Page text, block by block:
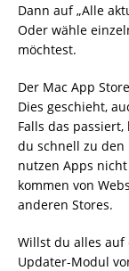
Dann auf „Alle
Oder wähle
möchtest.
Der Mac App
Dies geschieht,
Falls das
du schnell zu den
nutzen Apps
kommen von
anderen Stores.
Willst du alles
Updater-Modul